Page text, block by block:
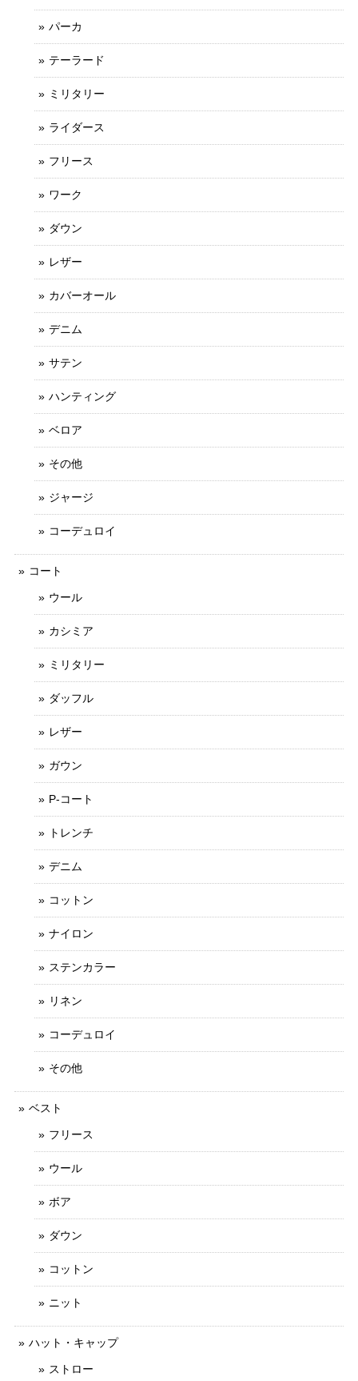
パーカ
テーラード
ミリタリー
ライダース
フリース
ワーク
ダウン
レザー
カバーオール
デニム
サテン
ハンティング
ベロア
その他
ジャージ
コーデュロイ
コート
ウール
カシミア
ミリタリー
ダッフル
レザー
ガウン
P-コート
トレンチ
デニム
コットン
ナイロン
ステンカラー
リネン
コーデュロイ
その他
ベスト
フリース
ウール
ボア
ダウン
コットン
ニット
ハット・キャップ
ストロー